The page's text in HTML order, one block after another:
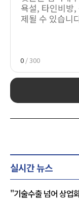
0 / 300
실시간 뉴스
"기술수출 넘어 상업